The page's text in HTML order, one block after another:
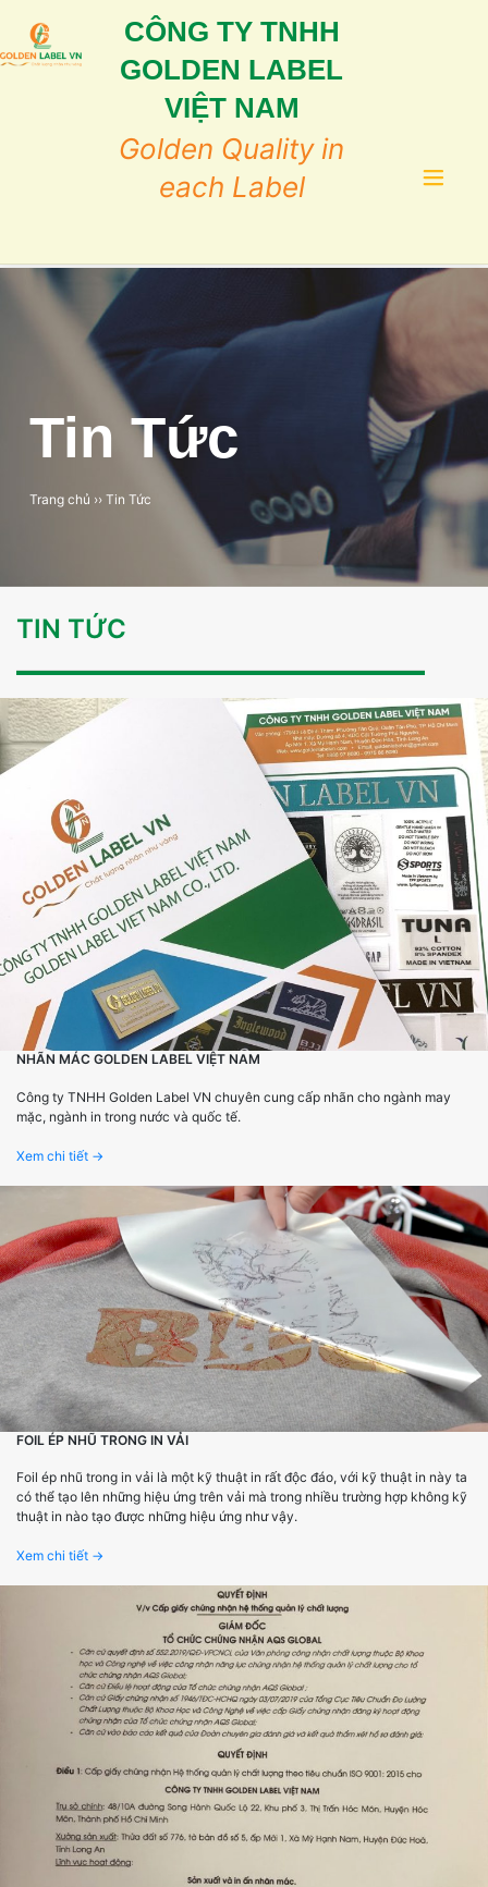
content
CÔNG TY TNHH
GOLDEN LABEL
VIỆT NAM
Golden Quality in
each Label
Tin Tức
Trang chủ ›› Tin Tức
TIN TỨC
NHÃN MÁC GOLDEN LABEL VIỆT NAM
Công ty TNHH Golden Label VN chuyên cung cấp nhãn cho ngành may
mặc, ngành in trong nước và quốc tế.
Xem chi tiết →
FOIL ÉP NHŨ TRONG IN VẢI
Foil ép nhũ trong in vải là một kỹ thuật in rất độc đáo, với kỹ thuật in này ta
có thể tạo lên những hiệu ứng trên vải mà trong nhiều trường hợp không kỹ
thuật in nào tạo được những hiệu ứng như vậy.
Xem chi tiết →